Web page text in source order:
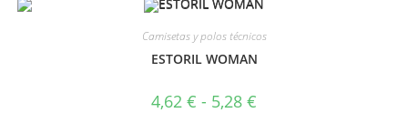
Camisetas y polos técnicos
ESTORIL WOMAN
4,62 € - 5,28 €